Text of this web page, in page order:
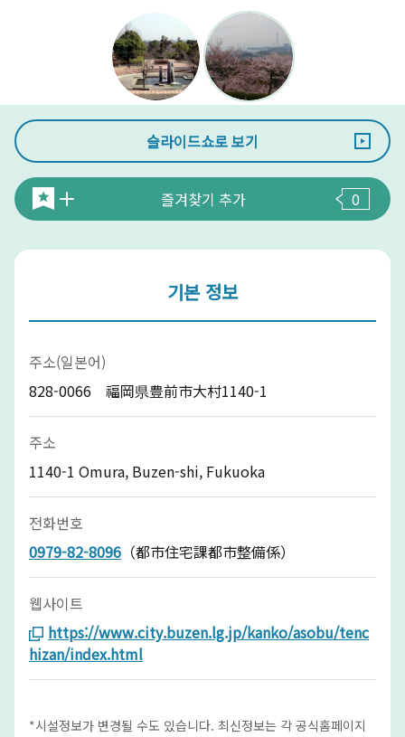
슬라이드쇼로 보기
즐겨찾기 추가 0
기본 정보
주소(일본어)
828-0066 福岡県豊前市大村1140-1
주소
1140-1 Omura, Buzen-shi, Fukuoka
전화번호
0979-82-8096 （都市住宅課都市整備係）
웹사이트
https://www.city.buzen.lg.jp/kanko/asobu/tenc
hizan/index.html
*시설정보가 변경될 수도 있습니다. 최신정보는 각 공식홈페이지